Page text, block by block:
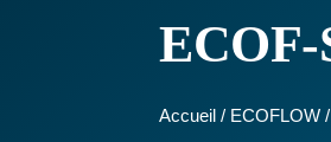
ECOF-
Accueil / ECOFLOW